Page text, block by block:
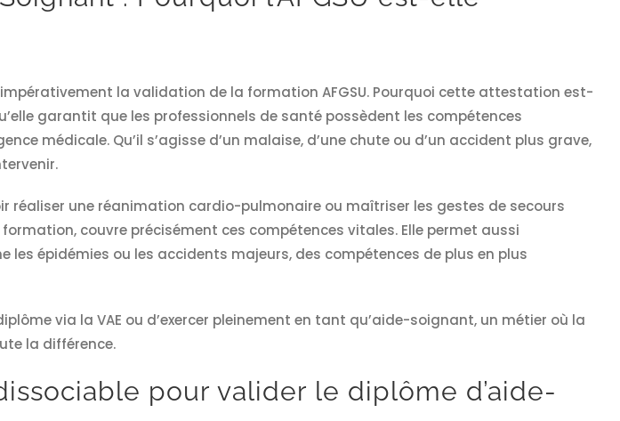
la validation de la formation AFGSU. Pourquoi cette attestation est-
garantit que les professionnels de santé possèdent les compétences
médicale. Qu’il s’agisse d’un malaise, d’une chute ou d’un accident plus grave,
réaliser une réanimation cardio-pulmonaire ou maîtriser les gestes de secours
formation, couvre précisément ces compétences vitales. Elle permet aussi
les épidémies ou les accidents majeurs, des compétences de plus en plus
via la VAE ou d’exercer pleinement en tant qu’aide-soignant, un métier où la
la différence.
pour valider le diplôme d’aide-